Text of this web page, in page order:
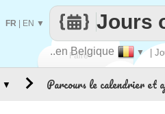
Faire
..en Belgique ▼ |
Jours
FR EN ▼
Parcours le calendrier et
▼